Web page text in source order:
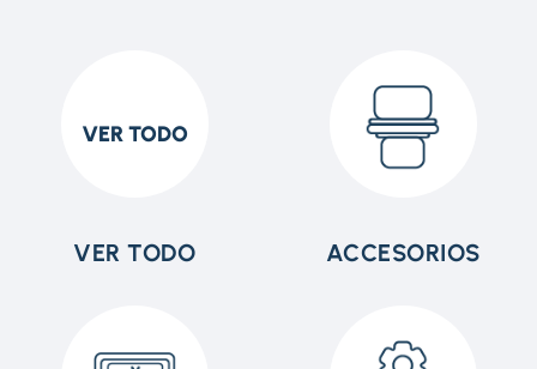
VER TODO
VER TODO ACCESORIOS